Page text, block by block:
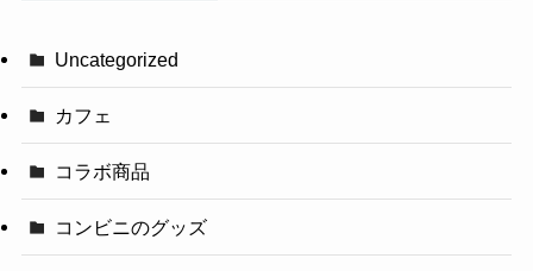
Uncategorized
カフェ
コラボ商品
コンビニのグッズ